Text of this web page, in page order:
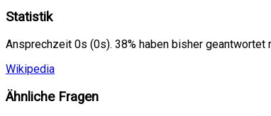
Statistik
Ansprechzeit 0s (0s). 38% haben bisher
Wikipedia
Ähnliche Fragen